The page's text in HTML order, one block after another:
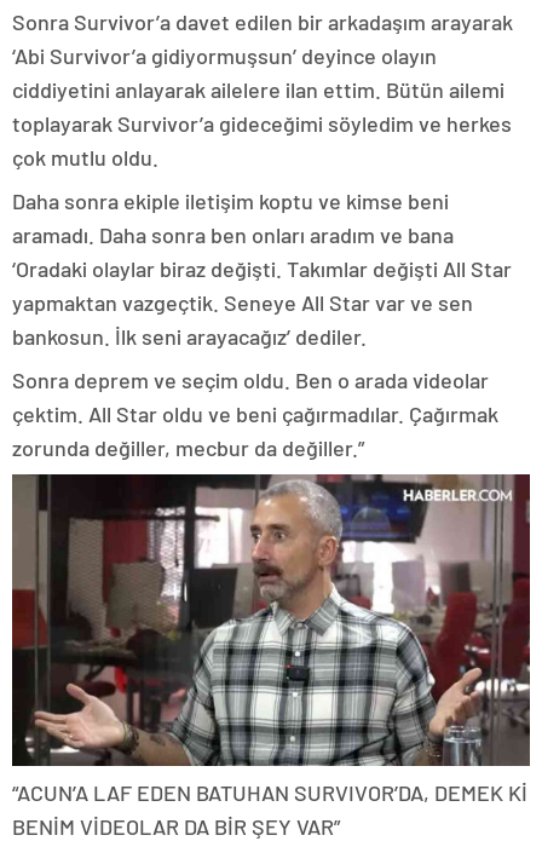
Sonra Survivor’a davet edilen bir arkadaşım arayarak
‘Abi Survivor’a gidiyormuşsun’ deyince olayın
ciddiyetini anlayarak ailelere ilan ettim. Bütün ailemi
toplayarak Survivor’a gideceğimi söyledim ve herkes
çok mutlu oldu.
Daha sonra ekiple iletişim koptu ve kimse beni
aramadı. Daha sonra ben onları aradım ve bana
‘Oradaki olaylar biraz değişti. Takımlar değişti All Star
yapmaktan vazgeçtik. Seneye All Star var ve sen
bankosun. İlk seni arayacağız’ dediler.
Sonra deprem ve seçim oldu. Ben o arada videolar
çektim. All Star oldu ve beni çağırmadılar. Çağırmak
zorunda değiller, mecbur da değiller.”
“ACUN’A LAF EDEN BATUHAN SURVIVOR’DA, DEMEK Kİ
BENİM VİDEOLAR DA BİR ŞEY VAR”